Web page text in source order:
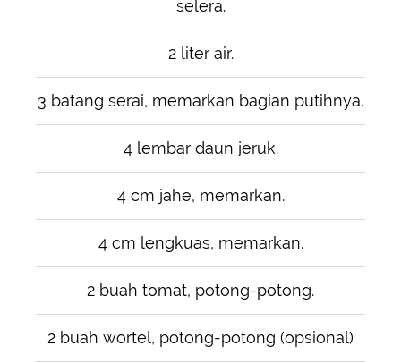
selera.
2 liter air.
3 batang serai, memarkan bagian putihnya.
4 lembar daun jeruk.
4 cm jahe, memarkan.
4 cm lengkuas, memarkan.
2 buah tomat, potong-potong.
2 buah wortel, potong-potong (opsional)